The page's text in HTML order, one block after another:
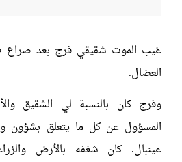
غيب الموت شقيقي فرج بعد صراع
العضال.
وفرج كان بالنسبة لي الشقيق
المسؤول عن كل ما يتعلق بشؤون
عينبال. كان شغفه بالأرض